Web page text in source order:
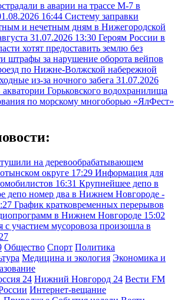
в аварии на трассе М-7 в
16:44 Систему заправки
и нечетным дням в Нижегородской
31.07.2026 13:30 Героям России в
хотят предоставить землю без
штрафы за нарушение оборота вейпов
по Нижне-Волжской набережной
из-за ночного забега 31.07.2026
Горьковского водохранилища
по морскому многоборью «ЯлФест»
на деревообрабатывающем
округе 17:29 Информация для
16:31 Крупнейшее депо в
депо номер два в Нижнем Новгороде -
График кратковременных перерывов
в Нижнем Новгороде 15:02
с участием мусоровоза произошла в
Общество Спорт Политика
Медицина и экология Экономика и
24 Нижний Новгород 24 Вести FM
Интернет-вещание